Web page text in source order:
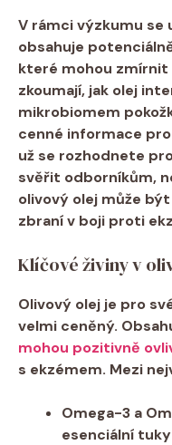
V ‍rámci ⁤výzkumu se
obsahuje
které mohou zmírnit
zkoumají, jak olej
⁢mikrobiomem⁢
cenné informace​
už se rozhodnete
svěřit odborníkům,
olivový olej může⁣
⁤zbraní v boji proti
Klíčové živiny ⁤v
Olivový olej je pro
velmi ceněný.
mohou pozitivně
s⁢ ekzémem. Mezi
Omega-3‌ a
⁣esenciální